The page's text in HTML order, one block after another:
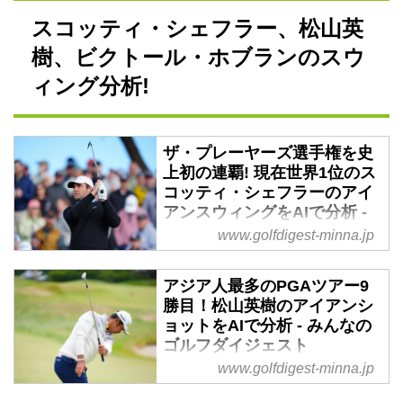
スコッティ・シェフラー、松山英
樹、ビクトール・ホブランのスウ
ィング分析!
ザ・プレーヤーズ選手権を史
上初の連覇! 現在世界1位のス
コッティ・シェフラーのアイ
アンスウィングをAIで分析 -
みんなのゴルフダイジェスト
析アプリ「スポーツボックスAI」
は、スウィング動画をAIによる
3D解析技術でデータ化すること
ができる。今回は現在の世界ラン
ク1位、スコッティ・シェフラー
のアイアンスウィングを「スポー
www.golfdigest-minna.jp
アジア人最多のPGAツアー9
勝目！松山英樹のアイアンシ
ョットをAIで分析 - みんなの
ゴルフダイジェスト
コーチ専用のゴルフスウィング解
www.golfdigest-minna.jp